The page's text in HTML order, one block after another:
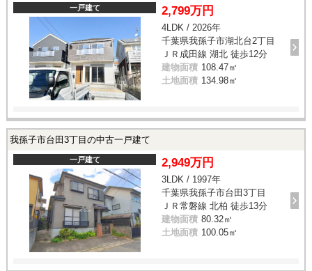
一戸建て 2,799万円
4LDK / 2026年
千葉県我孫子市湖北台2丁目
ＪＲ成田線 湖北 徒歩12分
建物面積 108.47㎡
土地面積 134.98㎡
我孫子市台田3丁目の中古一戸建て
一戸建て 2,949万円
3LDK / 1997年
千葉県我孫子市台田3丁目
ＪＲ常磐線 北柏 徒歩13分
建物面積 80.32㎡
土地面積 100.05㎡